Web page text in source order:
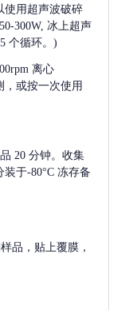
使用超声波破碎
300W, 冰上超声
个循环。)
离心
，或按一次使用
20 分钟。收集
于-80°C 冻存备
品，贴上覆膜，